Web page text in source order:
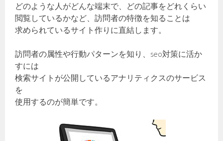
どのような人がどんな端末で、どの記事をどれくらい
閲覧しているかなど、訪問者の特徴を知ることは
求められているサイト作りに直結します。
訪問者の属性や行動パターンを知り、seo対策に活か
すには
検索サイトが公開しているアナリティクスのサービス
を
使用するのが簡単です。